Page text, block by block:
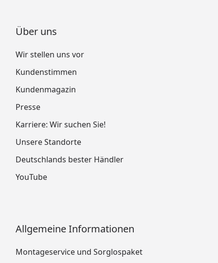
Über uns
Wir stellen uns vor
Kundenstimmen
Kundenmagazin
Presse
Karriere: Wir suchen Sie!
Unsere Standorte
Deutschlands bester Händler
YouTube
Allgemeine Informationen
Montageservice und Sorglospaket